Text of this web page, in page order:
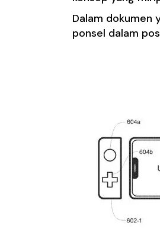
Dalam dokumen
ponsel dalam